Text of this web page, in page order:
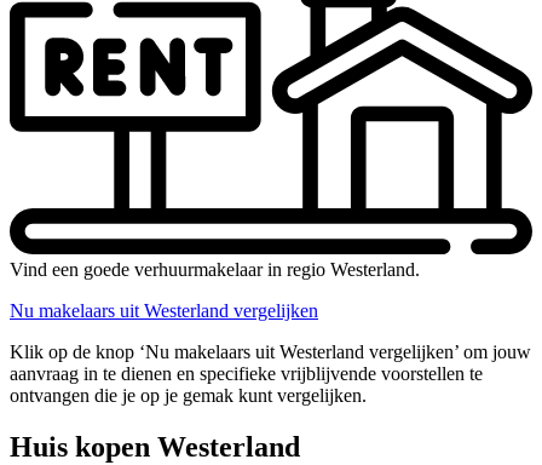
Vind een goede verhuurmakelaar in regio Westerland.
Nu makelaars uit Westerland vergelijken
Klik op de knop ‘Nu makelaars uit Westerland vergelijken’ om jouw
aanvraag in te dienen en specifieke vrijblijvende voorstellen te
ontvangen die je op je gemak kunt vergelijken.
Huis kopen Westerland